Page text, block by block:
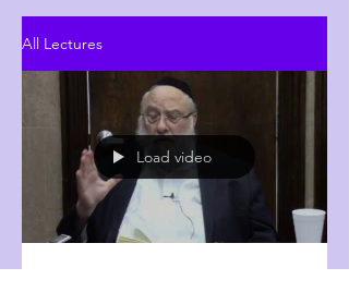
All Lectures
Load video